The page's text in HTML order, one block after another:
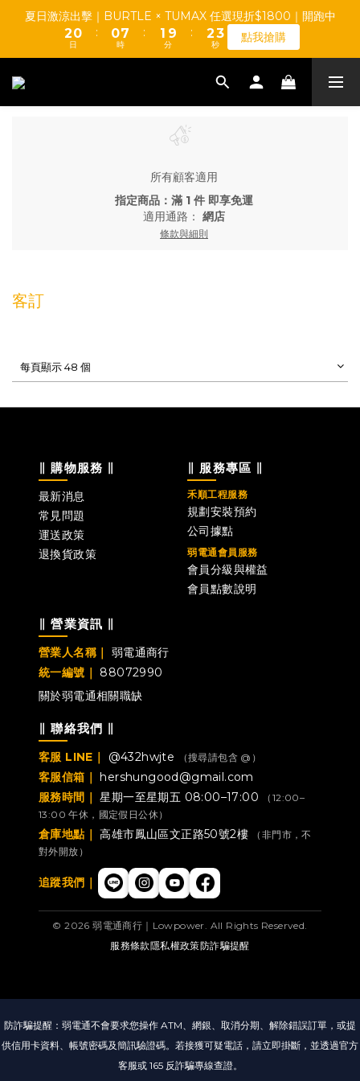
【TUMAX】通風衣套組 高CP值平價首選 d(d＇∀＇)
夏日激涼出擊｜BURTLE × TUMAX 任選現折$1800｜開跑中
3
2
1
1
0
日
:
1
0
8
7
6
3
時
:
2
1
0
9
8
5
3
1
0
分
:
3
2
1
4
3
2
1
0
秒
點我搶購
【TUMAX】通風衣套組 高CP值平價首選 d(d＇∀＇)
所有顧客適用
指定商品：滿 1 件 即享免運
適用通路： 網店
條款與細則
客訂
每頁顯示 48 個
∥ 購物服務 ∥
最新消息
常見問題
運送政策
退換貨政策
∥ 服務專區 ∥
禾順工程服務
規劃安裝預約
公司據點
弱電通會員服務
會員分級與權益
會員點數說明
∥ 營業資訊 ∥
營業人名稱｜
弱電通商行
統一編號｜
88072990
關於弱電通相關職缺
∥ 聯絡我們 ∥
客服 LINE｜ @432hwjte （搜尋請包含 @）
客服信箱｜ hershungood@gmail.com
服務時間｜ 星期一至星期五 08:00–17:00
（12:00–
13:00 午休，國定假日公休）
倉庫地點｜ 高雄市鳳山區文正路50號2樓
（非門市，不
對外開放）
追蹤我們｜
© 2026 弱電通商行｜Lowpower. All Rights Reserved.
服務條款隱私權政策防詐騙提醒
防詐騙提醒：弱電通不會要求您操作 ATM、網銀、取消分期、解除錯誤訂單，或提
供信用卡資料、帳號密碼及簡訊驗證碼。若接獲可疑電話，請立即掛斷，並透過官方
客服或 165 反詐騙專線查證。